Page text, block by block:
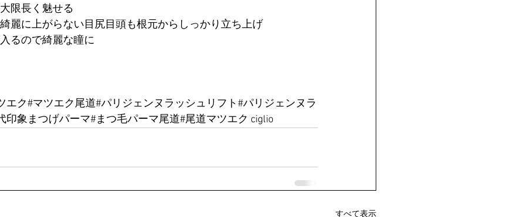
限長く魅せる
麗に上がらない目尻目頭も根元からしっかり立ち上げ
るので綺麗な瞳に
エク#マツエク尾道#パリジェンヌラッシュリフト#パリジェンヌラ
印象まつげパーマ#まつ毛パーマ尾道#尾道マツエク ciglio
すべて表示